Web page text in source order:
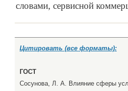
словами, сервисной
Цитировать (все форматы):
ГОСТ
Сосунова, Л. А. Влияние сферы